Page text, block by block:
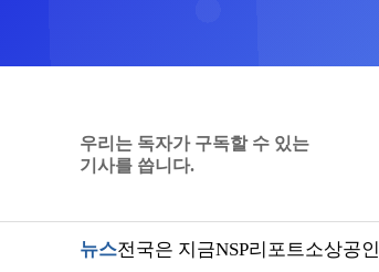
우리는 독자가 구독할 수 있는
기사를 씁니다.
뉴스전국은 지금NSP리포트소상공인